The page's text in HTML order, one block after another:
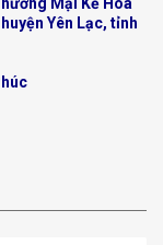
Yên Lạc, tỉnh